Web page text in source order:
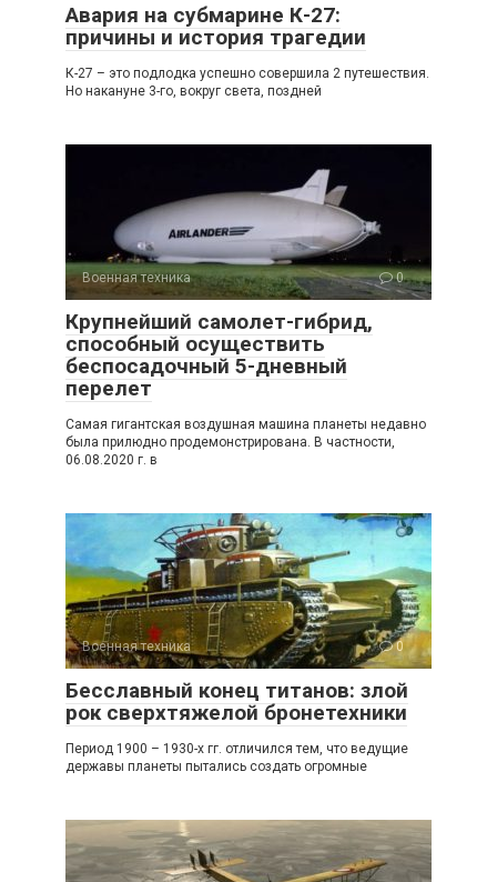
Авария на субмарине К-27:
причины и история трагедии
К-27 – это подлодка успешно совершила 2 путешествия.
Но накануне 3-го, вокруг света, поздней
Военная техника 0
Крупнейший самолет-гибрид,
способный осуществить
беспосадочный 5-дневный
перелет
Самая гигантская воздушная машина планеты недавно
была прилюдно продемонстрирована. В частности,
06.08.2020 г. в
Военная техника 0
Бесславный конец титанов: злой
рок сверхтяжелой бронетехники
Период 1900 – 1930-х гг. отличился тем, что ведущие
державы планеты пытались создать огромные